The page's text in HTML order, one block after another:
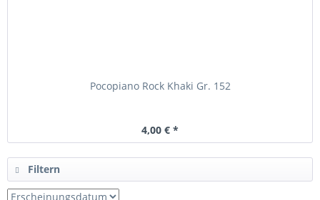
Pocopiano Rock Khaki Gr. 152
4,00 € *
Filtern